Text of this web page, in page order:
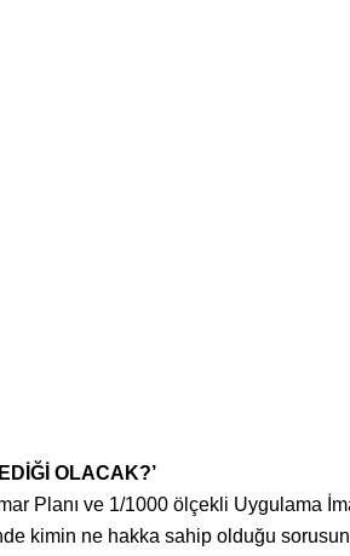
OLACAK?’
Planı ve 1/1000 ölçekli Uygulama
kimin ne hakka sahip olduğu sorusunu